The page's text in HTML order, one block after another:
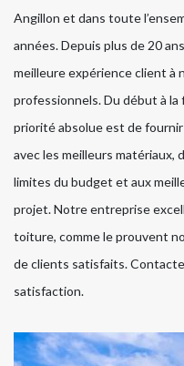
Angillon et dans toute
années. Depuis plus de 20
meilleure expérience client à
professionnels. Du début à
priorité absolue est de
avec les meilleurs matériaux,
limites du budget et aux
projet. Notre entreprise
toiture, comme le prouvent
de clients satisfaits.
satisfaction.